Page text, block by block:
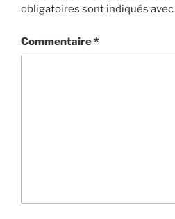
obligatoires sont indiqués avec
Commentaire*